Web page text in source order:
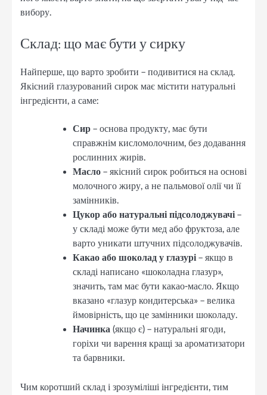
вибору.
Склад: що має бути у сирку
Найперше, що варто зробити – подивитися на склад.
Якісний глазурований сирок має містити натуральні
інгредієнти, а саме:
Сир – основа продукту, має бути
справжнім кисломолочним, без додавання
рослинних жирів.
Масло – якісний сирок робиться на основі
молочного жиру, а не пальмової олії чи її
замінників.
Цукор або натуральні підсолоджувачі–
у складі може бути мед або фруктоза, але
варто уникати штучних підсолоджувачів.
Какао або шоколад у глазурі– якщо в
складі написано «шоколадна глазур»,
значить, там має бути какао-масло. Якщо
вказано «глазур кондитерська» – велика
ймовірність, що це замінники шоколаду.
Начинка (якщо є) – натуральні ягоди,
горіхи чи варення кращі за ароматизатори
та барвники.
Чим коротший склад і зрозуміліші інгредієнти, тим